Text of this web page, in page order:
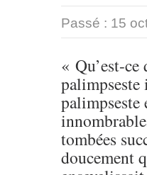
Passé : 15
« Qu’est-
palimpseste
palimpseste
tombées
doucement